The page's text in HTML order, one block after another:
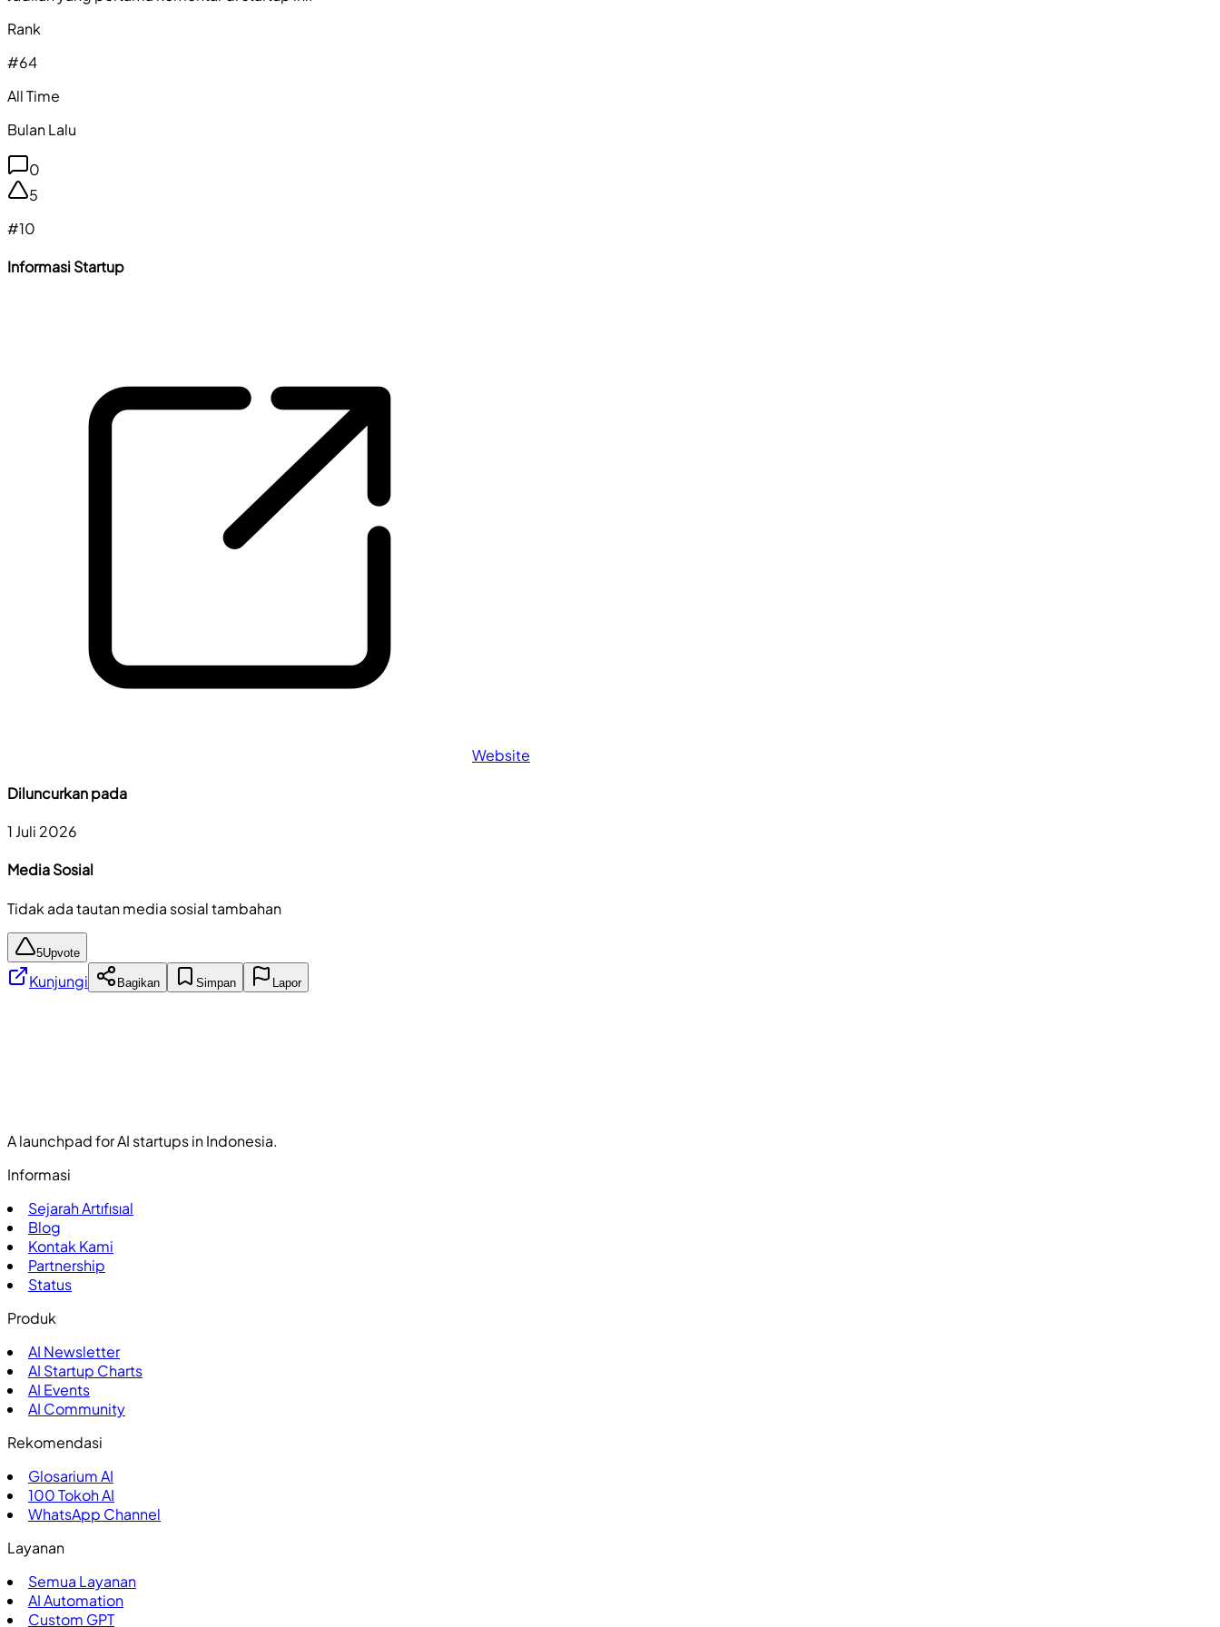
Rank
#64
All Time
Bulan Lalu
0
5
#10
Informasi Startup
Website
Diluncurkan pada
1 Juli 2026
Media Sosial
Tidak ada tautan media sosial tambahan
5Upvote
Kunjungi Bagikan Simpan Lapor
A launchpad for AI startups in Indonesia.
Informasi
Sejarah Artıfısıal
Blog
Kontak Kami
Partnership
Status
Produk
AI Newsletter
AI Startup Charts
AI Events
AI Community
Rekomendasi
Glosarium AI
100Tokoh AI
WhatsApp Channel
Layanan
Semua Layanan
AI Automation
Custom GPT